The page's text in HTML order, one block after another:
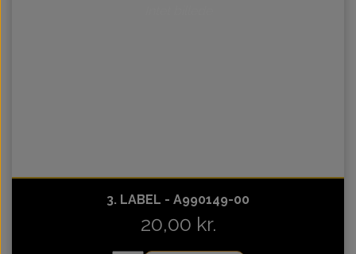
3. LABEL - A990149-00
20,00 kr.